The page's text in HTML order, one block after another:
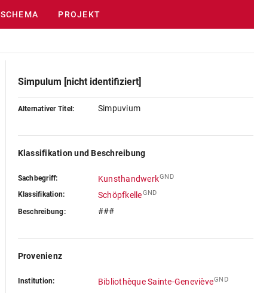
SCHEMA PROJEKT
Simpulum [nicht identifiziert]
Alternativer Titel: Simpuvium
Klassifikation und Beschreibung
Sachbegriff: KunsthandwerkGND
Klassifikation: SchöpfkelleGND
Beschreibung: ###
Provenienz
Institution: Bibliothèque Sainte-GenevièveGND